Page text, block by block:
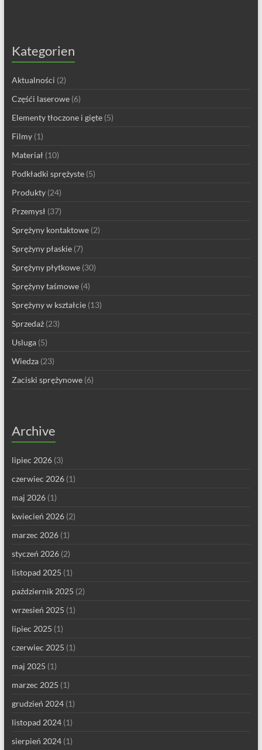
Kategorien
Aktualności (2)
Częśći laserowe(6)
Elementy tłoczone i gięte(5)
Filmy(1)
Materiał (10)
Podkładki sprężyste(5)
Produkty(24)
Przemysł (37)
Sprężyny kontaktowe(2)
Sprężyny płaskie(7)
Sprężyny płytkowe(30)
Sprężyny taśmowe(4)
Sprężyny w kształcie(13)
Sprzedaż(23)
Usluga(5)
Wiedza(23)
Zaciski sprężynowe(6)
Archive
lipiec 2026(3)
czerwiec 2026(1)
maj 2026(1)
kwiecień 2026(2)
marzec 2026(1)
styczeń 2026(2)
listopad 2025 (1)
październik 2025 (2)
wrzesień 2025 (1)
lipiec 2025 (1)
czerwiec 2025 (1)
maj 2025 (1)
marzec 2025 (1)
grudzień 2024(1)
listopad 2024(1)
sierpień 2024(1)